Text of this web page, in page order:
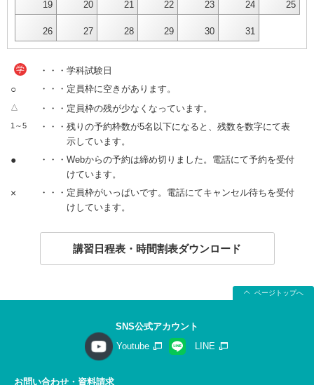
19 20 21 22 23 24 25
26 27 28 29 30 31
学 ・・・学科試験日
○ ・・・定員枠に空きがあります。
△ ・・・定員枠の残が少なくなっています。
1～5
・・・残りの予約枠数が5名以下になると、残数を数字にて表
示しています。
●
・・・Webからの予約は締め切りました。電話にて予約を受付
けています。
×
・・・定員枠がいっぱいです。電話にてキャンセル待ちを受付
けしています。
講習日程表・時間割表ダウンロード
ページトップへ
SNS公式アカウント
Youtube
LINE
お問い合わせ・資料請求